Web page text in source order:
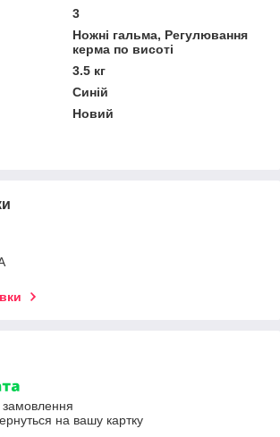
3
Ножні гальма, Регулювання
керма по висоті
3.5 кг
Синій
Новий
на вашу картку